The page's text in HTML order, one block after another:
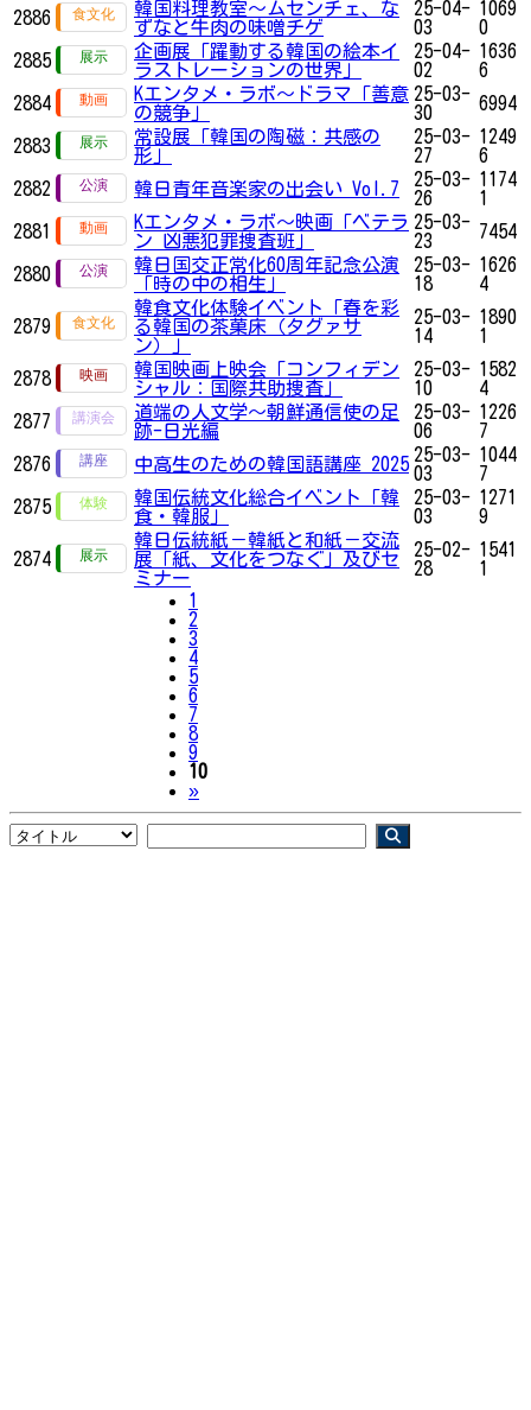
2886
韓国料理教室～ムセンチェ、な
ずなと牛肉の味噌チゲ
25-04-
03
1069
0
2885
企画展「躍動する韓国の絵本イ
ラストレーションの世界」
25-04-
02
1636
6
2884
Kエンタメ・ラボ～ドラマ「善意
の競争」
25-03-
30
6994
2883
常設展「韓国の陶磁：共感の
形」
25-03-
27
1249
6
2882
韓日青年音楽家の出会い Vol.7
25-03-
26
1174
1
2881
Kエンタメ・ラボ～映画「ベテラ
ン 凶悪犯罪捜査班」
25-03-
23
7454
2880
韓日国交正常化60周年記念公演
「時の中の相生」
25-03-
18
1626
4
2879
韓食文化体験イベント「春を彩
る韓国の茶菓床（タグァサ
ン）」
25-03-
14
1890
1
2878
韓国映画上映会「コンフィデン
シャル：国際共助捜査」
25-03-
10
1582
4
2877
道端の人文学〜朝鮮通信使の足
跡-日光編
25-03-
06
1226
7
2876
中高生のための韓国語講座 2025 25-03-
03
1044
7
2875
韓国伝統文化総合イベント「韓
食・韓服」
25-03-
03
1271
9
2874
韓日伝統紙－韓紙と和紙－交流
展「紙、文化をつなぐ」及びセ
ミナー
25-02-
28
1541
1
1
2
3
4
5
6
7
8
9
10
»Next